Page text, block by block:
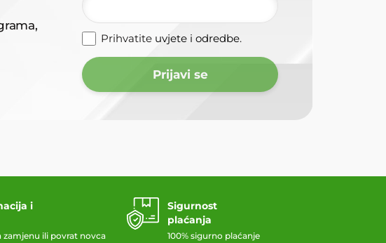
i
zamjenu ili povrat novca
Sigurnost
plaćanja
100% sigurno plaćanje
Prihvatite uvjete i odredbe.
Prijavi se